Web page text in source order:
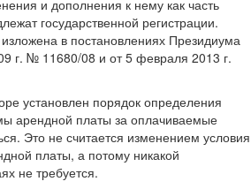
и дополнения к нему как часть
государственной регистрации.
в постановлениях Президиума
г. № 11680/08 и от 5 февраля 2013 г.
установлен порядок определения
арендной платы за оплачиваемые
Это не считается изменением условия
платы, а потому никакой
не требуется.